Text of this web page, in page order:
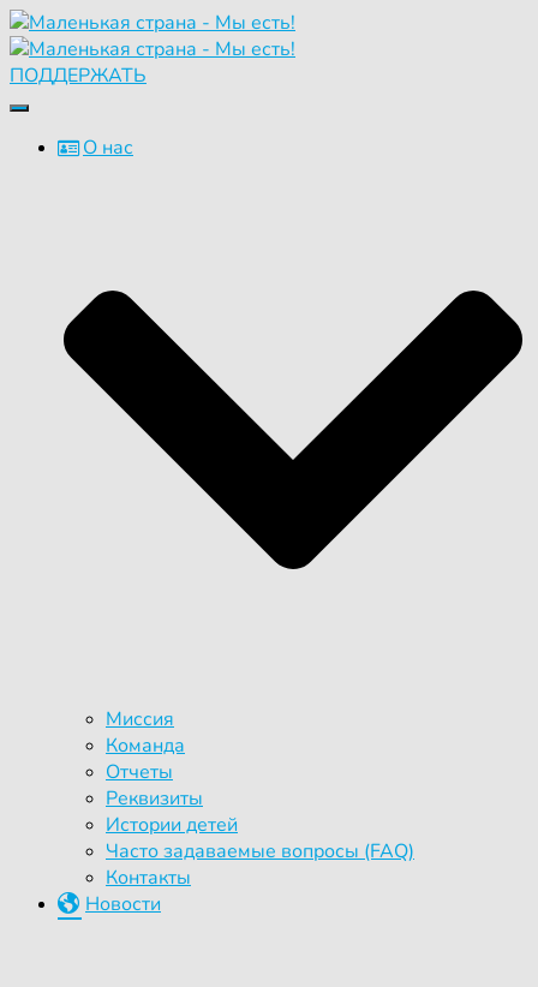
ПОДДЕРЖАТЬ
Переключить
навигациюО нас
Миссия
Команда
Отчеты
Реквизиты
Истории детей
Часто задаваемые вопросы (FAQ)
Контакты
Новости